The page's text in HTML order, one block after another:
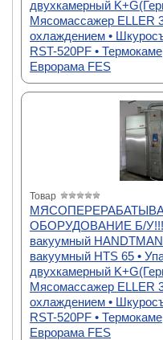
двухкамерный
Мясомассажер ELLER
охлаждением •
RST-520PF •
Еврорама FES
Товар
ОБОРУДОВАНИЕ Б/У!!!
вакуумный
вакуумный HTS 65 •
двухкамерный
Мясомассажер ELLER
охлаждением •
RST-520PF •
Еврорама FES